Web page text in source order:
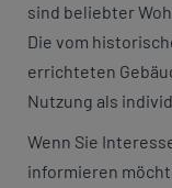
sind beliebter
Die vom
errichteten
Nutzung als
Wenn Sie
informieren